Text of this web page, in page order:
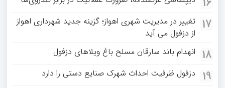
17 تغییر در مدیریت شهری اهواز؛ گزینه جدید شهرداری اهواز
از دزفول می آید
18 انهدام باند سارقان مسلح باغ‌ ویلاهای دزفول
19 دزفول ظرفیت احداث شهرک صنایع دستی را دارد